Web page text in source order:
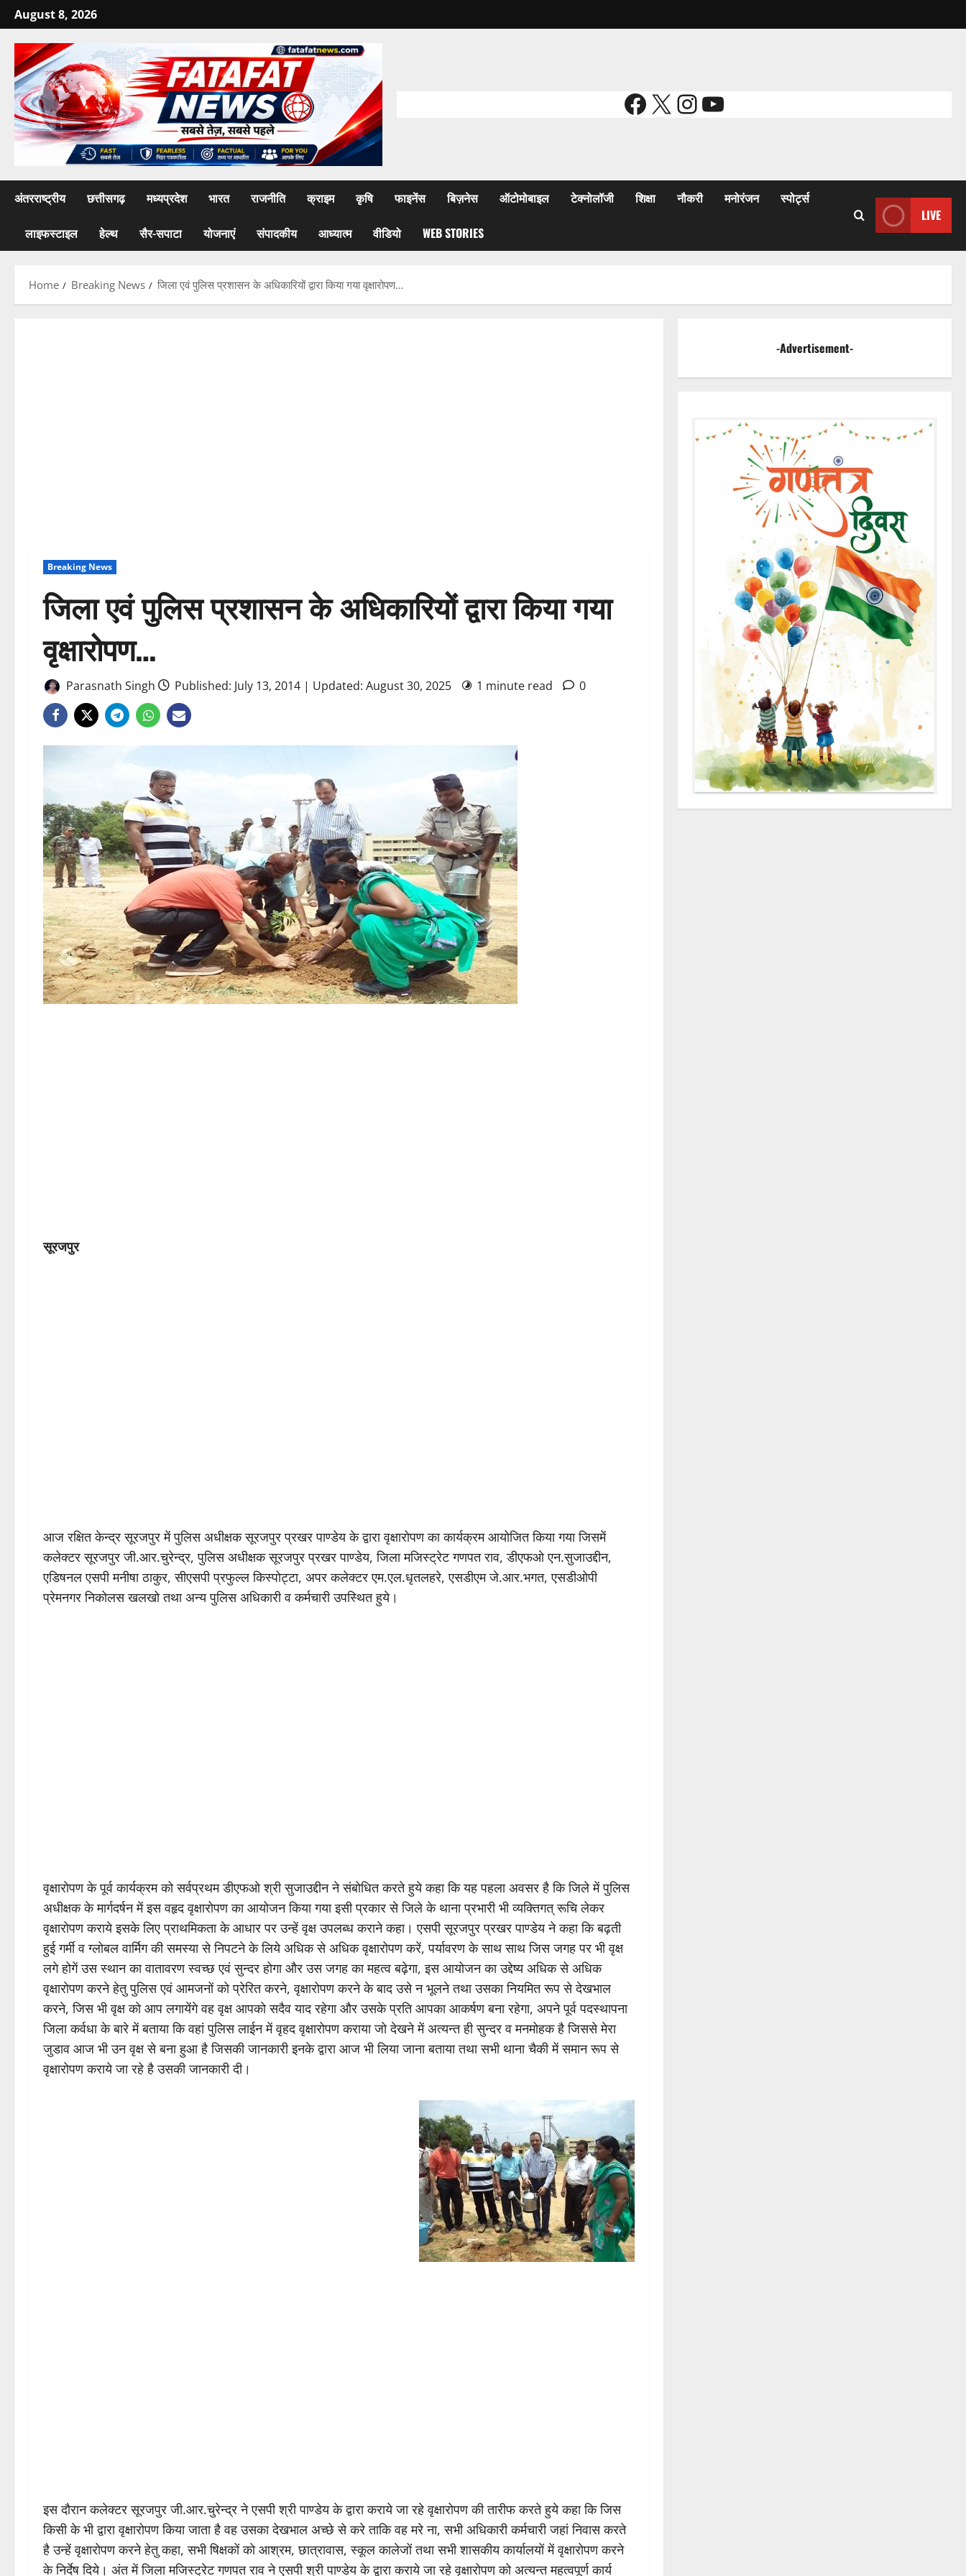
Skip
to
content
August 8, 2026
Facebook
X Instagram
YouTube
अंतरराष्ट्रीय छत्तीसगढ़ मध्यप्रदेश भारत राजनीति क्राइम कृषि फाइनेंस बिज़नेस ऑटोमोबाइल टेक्नोलॉजी शिक्षा नौकरी मनोरंजन स्पोर्ट्स
लाइफस्टाइल हेल्थ सैर-सपाटा योजनाएं संपादकीय आध्यात्म वीडियो WEB STORIES
LIVE
Home Breaking News जिला एवं पुलिस प्रशासन के अधिकारियों द्वारा किया गया वृक्षारोपण…
Breaking News
जिला एवं पुलिस प्रशासन के अधिकारियों द्वारा किया गया
वृक्षारोपण…
Parasnath Singh Published: July 13, 2014 | Updated: August 30, 2025 1 minute read 0
सूरजपुर
आज रक्षित केन्द्र सूरजपुर में पुलिस अधीक्षक सूरजपुर प्रखर पाण्डेय के द्वारा वृक्षारोपण का कार्यक्रम आयोजित किया गया जिसमें
कलेक्टर सूरजपुर जी.आर.चुरेन्द्र, पुलिस अधीक्षक सूरजपुर प्रखर पाण्डेय, जिला मजिस्ट्रेट गणपत राव, डीएफओ एन.सुजाउद्दीन,
एडिषनल एसपी मनीषा ठाकुर, सीएसपी प्रफुल्ल किस्पोट्टा, अपर कलेक्टर एम.एल.धृतलहरे, एसडीएम जे.आर.भगत, एसडीओपी
प्रेमनगर निकोलस खलखो तथा अन्य पुलिस अधिकारी व कर्मचारी उपस्थित हुये।
वृक्षारोपण के पूर्व कार्यक्रम को सर्वप्रथम डीएफओ श्री सुजाउद्दीन ने संबोधित करते हुये कहा कि यह पहला अवसर है कि जिले में पुलिस
अधीक्षक के मार्गदर्षन में इस वहृद वृक्षारोपण का आयोजन किया गया इसी प्रकार से जिले के थाना प्रभारी भी व्यक्तिगत् रूचि लेकर
वृक्षारोपण कराये इसके लिए प्राथमिकता के आधार पर उन्हें वृक्ष उपलब्ध कराने कहा। एसपी सूरजपुर प्रखर पाण्डेय ने कहा कि बढ़ती
हुई गर्मी व ग्लोबल वार्मिग की समस्या से निपटने के लिये अधिक से अधिक वृक्षारोपण करें, पर्यावरण के साथ साथ जिस जगह पर भी वृक्ष
लगे होगें उस स्थान का वातावरण स्वच्छ एवं सुन्दर होगा और उस जगह का महत्व बढ़ेगा, इस आयोजन का उद्देष्य अधिक से अधिक
वृक्षारोपण करने हेतु पुलिस एवं आमजनों को प्रेरित करने, वृक्षारोपण करने के बाद उसे न भूलने तथा उसका नियमित रूप से देखभाल
करने, जिस भी वृक्ष को आप लगायेंगे वह वृक्ष आपको सदैव याद रहेगा और उसके प्रति आपका आकर्षण बना रहेगा, अपने पूर्व पदस्थापना
जिला कर्वधा के बारे में बताया कि वहां पुलिस लाईन में वृहद वृक्षारोपण कराया जो देखने में अत्यन्त ही सुन्दर व मनमोहक है जिससे मेरा
जुडाव आज भी उन वृक्ष से बना हुआ है जिसकी जानकारी इनके द्वारा आज भी लिया जाना बताया तथा सभी थाना चैकी में समान रूप से
वृक्षारोपण कराये जा रहे है उसकी जानकारी दी।
इस दौरान कलेक्टर सूरजपुर जी.आर.चुरेन्द्र ने एसपी श्री पाण्डेय के द्वारा कराये जा रहे वृक्षारोपण की तारीफ करते हुये कहा कि जिस
किसी के भी द्वारा वृक्षारोपण किया जाता है वह उसका देखभाल अच्छे से करे ताकि वह मरे ना, सभी अधिकारी कर्मचारी जहां निवास करते
है उन्हें वृक्षारोपण करने हेतु कहा, सभी षिक्षकों को आश्रम, छात्रावास, स्कूल कालेजों तथा सभी शासकीय कार्यालयों में वृक्षारोपण करने
के निर्देष दिये। अंत में जिला मजिस्ट्रेट गणपत राव ने एसपी श्री पाण्डेय के द्वारा कराये जा रहे वृक्षारोपण को अत्यन्त महत्वपूर्ण कार्य
-Advertisement-